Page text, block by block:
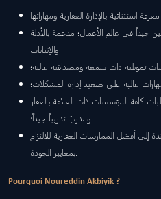
استثنائية بالإدارة العقارية ومهاراتها
في عالم الأعمال؛ مدعمة بالأدلة
والإثباتات
تمويلية ذات سمعة ومصداقية عالية؛
عالية على صعيد إدارة المشكلات؛
كافة المؤسسات ذات العلاقة بالعقار
ومدربٌ تدريباً جيداً؛
إلى أفضل الممارسات العقارية للالتزام
بمعايير الجودة.
Pourquoi Noureddin Akbiyik ?